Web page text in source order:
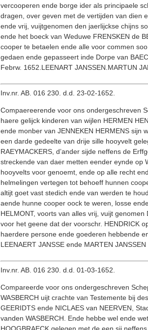
vercooperen ende borge ider als principaele
dragen, over geven met de vertijden van dien
ende vrij, vuijtgenomen den jaerlijckse chijns
ende het boeck van Weduwe FRENSKEN de
cooper te betaelen ende alle voor commen
gedaen ende gepasseert inde Dorpe van
Febrw. 1652.LEENART JANSSEN.MARTUN
Inv.nr. AB. 016 230. d.d. 23-02-1652.
Compaereerende voor ons ondergeschreven
haere gelijck kinderen van wijlen HERMEN
ende monber van JENNEKEN HERMENS sijn
een darde gedeelte van drije sille hooyvelt
RAEYMACKERS, d’ander sijde neffens de
streckende van daer metten eender eynde op
hooyvelts voor genoemt, ende op alle recht
helmelingen vertegen tot behoeff hunnen
altijt goet vast stedich ende van werden te
aende hunne cooper oock te weren, losse
HELMONT, voorts van alles vrij, vuijt
voor het geene dat der voorschr. HENDRICK
haerdere persone ende goederen hebbende
LEENAERT JANSSE ende MARTEN
Inv.nr. AB. 016 230. d.d. 01-03-1652.
Compareerde voor ons ondergeschreven
WASBERCH uijt crachte van Testemente bij
GEERIDTS ende NICLAES van NEERVEN,
vanden WASBERCH. Ende hebbe wel ende